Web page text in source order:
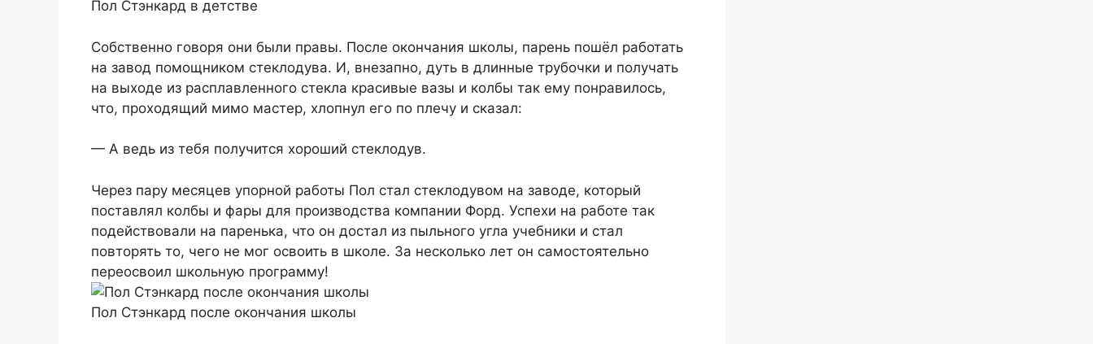
Пол Стэнкард в детстве
Собственно говоря они были правы. После окончания школы, парень пошёл работать
на завод помощником стеклодува. И, внезапно, дуть в длинные трубочки и получать
на выходе из расплавленного стекла красивые вазы и колбы так ему понравилось,
что, проходящий мимо мастер, хлопнул его по плечу и сказал:
— А ведь из тебя получится хороший стеклодув.
Через пару месяцев упорной работы Пол стал стеклодувом на заводе, который
поставлял колбы и фары для производства компании Форд. Успехи на работе так
подействовали на паренька, что он достал из пыльного угла учебники и стал
повторять то, чего не мог освоить в школе. За несколько лет он самостоятельно
переосвоил школьную программу!
Пол Стэнкард после окончания школы